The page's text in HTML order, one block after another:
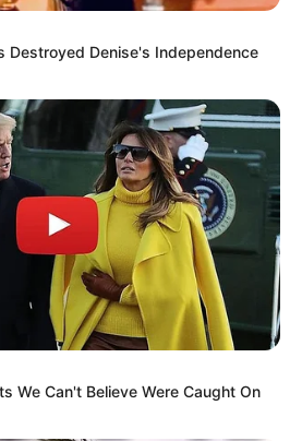
Destroyed Denise's Independence
We Can't Believe Were Caught On